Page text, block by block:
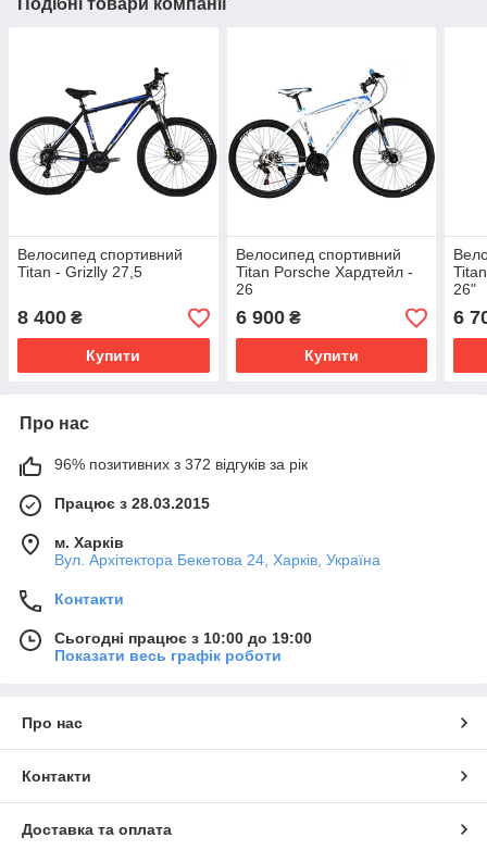
Велосипед спортивний
Titan - Grizlly 27,5
8 400 ₴
Купити
Велосипед спортивний
Titan Porsche Хардтейл -
26
6 900₴
Купити
26"
6
Про нас
96% позитивних з 372 відгуків за рік
Працює з 28.03.2015
м. Харків
Вул. Архітектора Бекетова 24, Харків, Україна
Контакти
Сьогодні працює з 10:00 до 19:00
Показати весь графік роботи
Про нас
Контакти
Доставка та оплата